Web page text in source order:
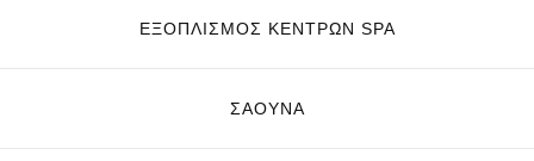
ΕΞΟΠΛΙΣΜΌΣ ΚΈΝΤΡΩΝ SPA
ΣΑΟΥΝΑ